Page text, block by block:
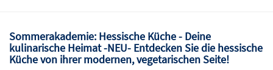
Sommerakademie: Hessische Küche - Deine
kulinarische Heimat -NEU- Entdecken Sie die hessische
Küche von ihrer modernen, vegetarischen Seite!